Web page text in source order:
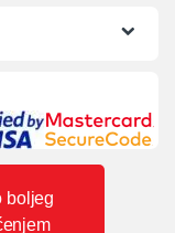
boljeg